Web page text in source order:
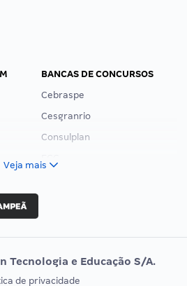
BANCAS DE CONCURSOS
Cebraspe
Cesgranrio
Consulplan
Vunesp
Veja mais
Tecnologia e Educação S/A.
de privacidade